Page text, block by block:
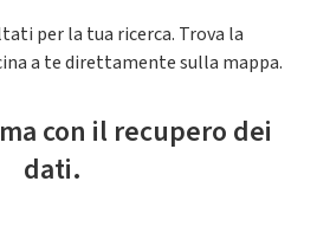
per la tua ricerca. Trova la
a te direttamente sulla mappa.
con il recupero dei
dati.